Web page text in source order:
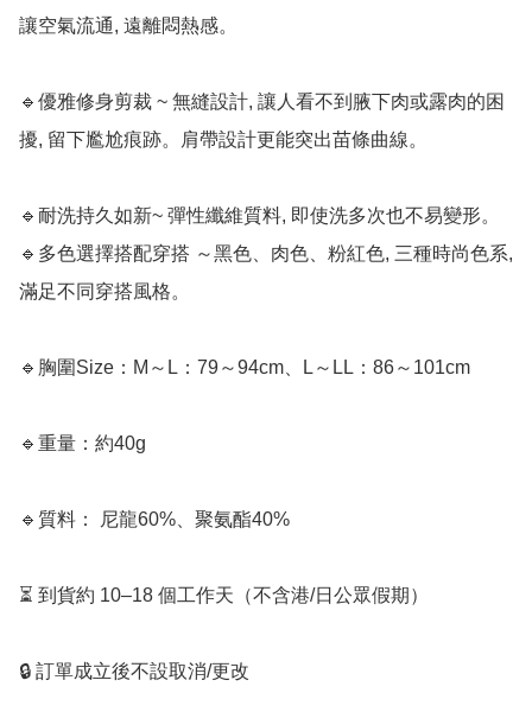
讓空氣流通, 遠離悶熱感。
🔹優雅修身剪裁 ~ 無縫設計, 讓人看不到腋下肉或露肉的困
擾, 留下尷尬痕跡。肩帶設計更能突出苗條曲線。
🔹耐洗持久如新~ 彈性纖維質料, 即使洗多次也不易變形。
🔹多色選擇搭配穿搭 ～黑色、肉色、粉紅色, 三種時尚色系,
滿足不同穿搭風格。
🔹胸圍Size：M～L：79～94cm、L～LL：86～101cm
🔹重量：約40g
🔹質料： 尼龍60%、聚氨酯40%
⏳ 到貨約 10–18 個工作天（不含港/日公眾假期）
🔒 訂單成立後不設取消/更改